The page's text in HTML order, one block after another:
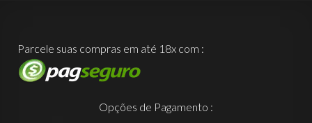
Parcele suas compras em até 18x com :
Opções de Pagamento :